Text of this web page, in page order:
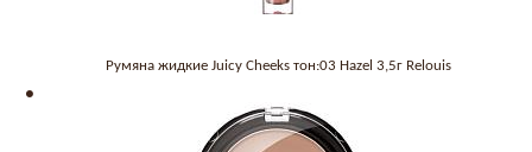
Румяна жидкие Juicy Cheeks тон:03 Hazel 3,5г Relouis